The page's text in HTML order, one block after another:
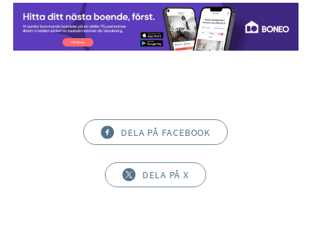
DELA PÅ FACEBOOK
DELA PÅ X